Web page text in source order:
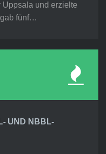
und erzielte
fünf…
UND NBBL-